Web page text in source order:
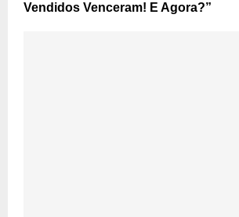
Vendidos Venceram! E Agora?”